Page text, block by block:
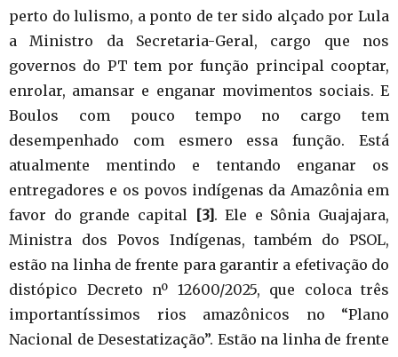
perto do lulismo, a ponto de ter sido alçado por Lula
a Ministro da Secretaria-Geral, cargo que nos
governos do PT tem por função principal cooptar,
enrolar, amansar e enganar movimentos sociais. E
Boulos com pouco tempo no cargo tem
desempenhado com esmero essa função. Está
atualmente mentindo e tentando enganar os
entregadores e os povos indígenas da Amazônia em
favor do grande capital
[3]. Ele e Sônia Guajajara,
Ministra dos Povos Indígenas, também do PSOL,
estão na linha de frente para garantir a efetivação do
distópico Decreto nº 12600/2025, que coloca três
importantíssimos rios amazônicos no “Plano
Nacional de Desestatização”. Estão na linha de frente